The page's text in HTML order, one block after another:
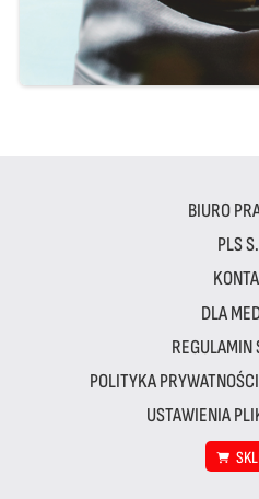
BIURO
PLS
DLA
REGULAMIN
POLITYKA
USTAWIENIA